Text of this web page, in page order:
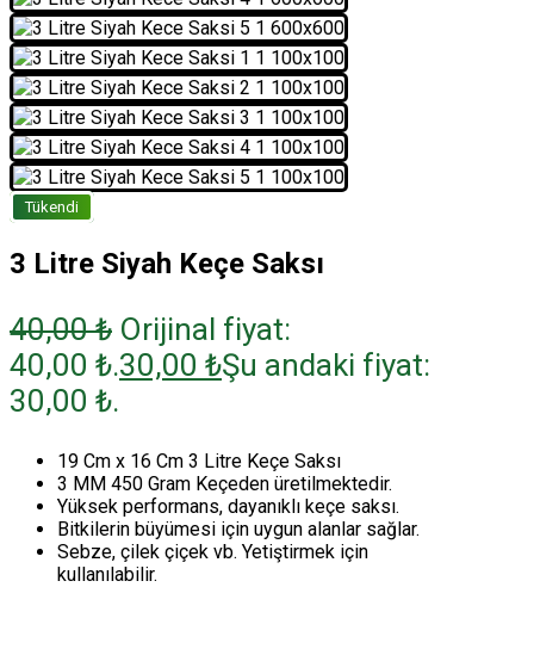
Tükendi
3 Litre Siyah Keçe Saksı
40,00₺ Orijinal fiyat:
40,00 ₺.30,00 ₺Şu andaki fiyat:
30,00 ₺.
19 Cm x 16 Cm 3 Litre Keçe Saksı
3 MM 450 Gram Keçeden üretilmektedir.
Yüksek performans, dayanıklı keçe saksı.
Bitkilerin büyümesi için uygun alanlar sağlar.
Sebze, çilek çiçek vb. Yetiştirmek için
kullanılabilir.